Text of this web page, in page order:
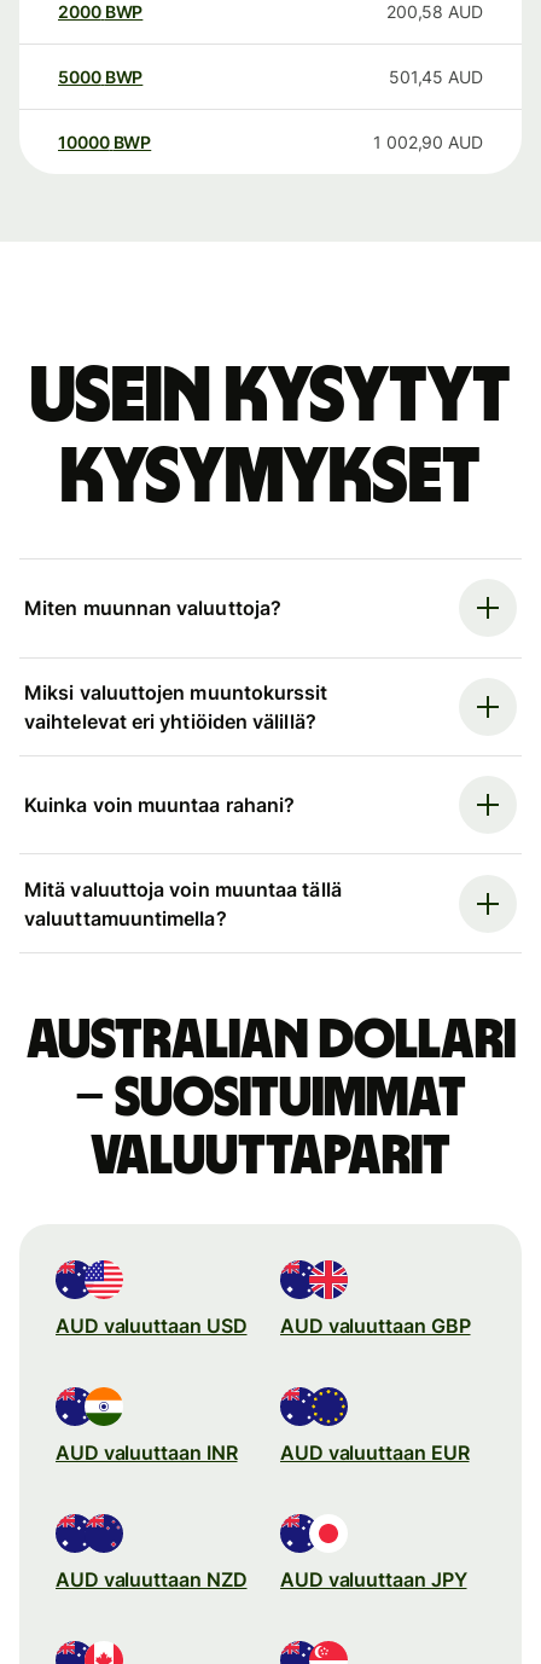
2000 BWP 200,58 AUD
5000 BWP 501,45 AUD
10000 BWP 1 002,90 AUD
Usein kysytyt
kysymykset
Miten muunnan valuuttoja?
Miksi valuuttojen muuntokurssit
vaihtelevat eri yhtiöiden välillä?
Kuinka voin muuntaa rahani?
Mitä valuuttoja voin muuntaa tällä
valuuttamuuntimella?
Australian dollari
– suosituimmat
valuuttaparit
AUD valuuttaan USD AUD valuuttaan GBP
AUD valuuttaan INR AUD valuuttaan EUR
AUD valuuttaan NZD AUD valuuttaan JPY